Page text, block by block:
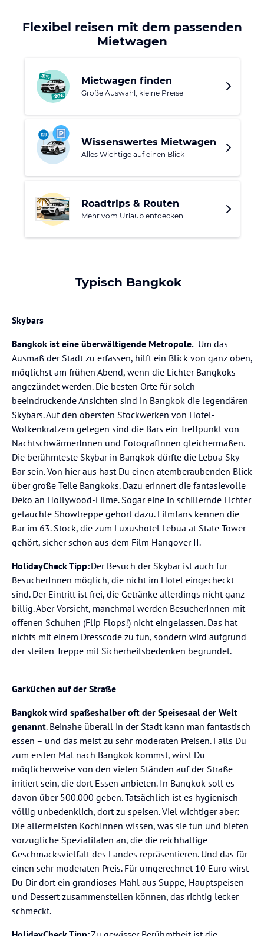
🛕 Großer Palast & Wat Phra Kaeo: Ehemaliger
Königspalast und Tempel des Smaragd-Buddha. Der
Palace enthalten.
🌅 Wat Arun: Tempel am Fluss mit markanter Pagode und
🚤 Chao-Phraya-Bootstour: Ideal, um Bangkok vom
Wasser aus zu erleben
🌳 Lumphini Park: Grüne Ruhezone mitten in der Stadt
🛕 Wat Pho: Berühmt für den riesigen liegenden Buddha
und die traditionsreiche Massage-Schule
🛍️ Märkte & Malls: Von Streetfood über Nachtmärkte bis
zu großen Shoppingcentern
Rattanakosin: Historisches Zentrum mit Palast, Wat Pho
und Wat Phra Kaeo
Restaurants, Hotels und Nightlife
Silom & Sathorn: Businessviertel mit Rooftop-Bars und
guter Verkehrsanbindung
Chinatown / Yaowarat: Streetfood, Goldgeschäfte und
lebendige Abendstimmung
Ari: Kreativer, entspannter und bekannt für Cafés und
Restaurants
Thonburi: Ruhiger, lokaler und geprägt von Kanälen
und Flussleben
Bangkok ist ein Paradies für Streetfood, Garküchen,
Nachtmärkte und moderne Restaurants. Von Pad Thai und
Mango Sticky Rice bis zu Thai-Curry und feinen Rooftop-
Dinnern findest Du hier alles.
🌙Nightlife
Lebendig & vielseitig: Rooftop-Bars, Nachtmärkte, Clubs,
Live-Musik und kleine Bars
Besonders beliebt: Sukhumvit, Silom, Chinatown, Khao
San Road und Thonglor
BTS Skytrain, MRT, Busse, Taxis, Tuk-Tuks und Boote
verbinden die wichtigsten Bereiche
Auf dem Chao Phraya sind Expressboote und private
Boote eine schöne Alternative zum Straßenverkehr
Für den Flughafen Suvarnabhumi ist der Airport Rail
Link praktisch, vor allem bei viel Verkehr
Bangkok verfügt über ein breites Netz aus BTS, MRT,
Airport Rail Link, Bussen und Booten.
Sicherheit: Das solltest Du beachten
Bangkok ist in touristischen Bereichen gut bereisbar
Wertsachen: Besonders auf Märkten, in Tuk-Tuks, an
Flexibel reisen mit dem passenden
Mietwagen
Mietwagen finden
Große Auswahl, kleine Preise
Wissenswertes Mietwagen
Alles Wichtige auf einen Blick
Roadtrips & Routen
Mehr vom Urlaub entdecken
Typisch Bangkok
Skybars
Bangkok ist eine überwältigende Metropole. Um das
Ausmaß der Stadt zu erfassen, hilft ein Blick von ganz oben,
möglichst am frühen Abend, wenn die Lichter Bangkoks
angezündet werden. Die besten Orte für solch
beeindruckende Ansichten sind in Bangkok die legendären
Skybars. Auf den obersten Stockwerken von Hotel-
Wolkenkratzern gelegen sind die Bars ein Treffpunkt von
NachtschwärmerInnen und FotografInnen gleichermaßen.
Die berühmteste Skybar in Bangkok dürfte die Lebua Sky
Bar sein. Von hier aus hast Du einen atemberaubenden Blick
über große Teile Bangkoks. Dazu erinnert die fantasievolle
Deko an Hollywood-Filme. Sogar eine in schillernde Lichter
getauchte Showtreppe gehört dazu. Filmfans kennen die
Bar im 63. Stock, die zum Luxushotel Lebua at State Tower
gehört, sicher schon aus dem Film Hangover II.
HolidayCheck Tipp:Der Besuch der Skybar ist auch für
BesucherInnen möglich, die nicht im Hotel eingecheckt
sind. Der Eintritt ist frei, die Getränke allerdings nicht ganz
billig. Aber Vorsicht, manchmal werden BesucherInnen mit
offenen Schuhen (Flip Flops!) nicht eingelassen. Das hat
nichts mit einem Dresscode zu tun, sondern wird aufgrund
der steilen Treppe mit Sicherheitsbedenken begründet.
Garküchen auf der Straße
Bangkok wird spaßeshalber oft der Speisesaal der Welt
genannt. Beinahe überall in der Stadt kann man fantastisch
essen – und das meist zu sehr moderaten Preisen. Falls Du
zum ersten Mal nach Bangkok kommst, wirst Du
möglicherweise von den vielen Ständen auf der Straße
irritiert sein, die dort Essen anbieten. In Bangkok soll es
davon über 500.000 geben. Tatsächlich ist es hygienisch
völlig unbedenklich, dort zu speisen. Viel wichtiger aber:
Die allermeisten KöchInnen wissen, was sie tun und bieten
vorzügliche Spezialitäten an, die die reichhaltige
Geschmacksvielfalt des Landes repräsentieren. Und das für
einen sehr moderaten Preis. Für umgerechnet 10 Euro wirst
Du Dir dort ein grandioses Mahl aus Suppe, Hauptspeisen
und Dessert zusammenstellen können, das richtig lecker
schmeckt.